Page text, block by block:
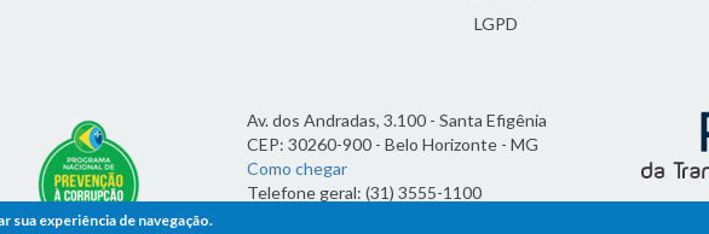
LGPD
Av. dos Andradas, 3.100 - Santa Efigênia
CEP: 30260-900 - Belo Horizonte - MG
Como chegar
Telefone geral: (31) 3555-1100
sua experiência de navegação.